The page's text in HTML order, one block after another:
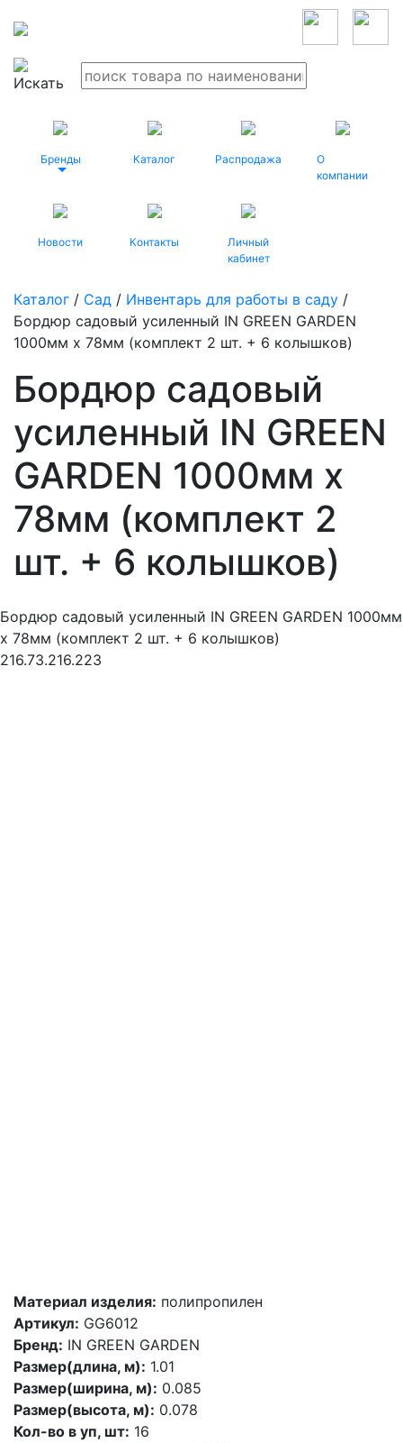
Бренды Каталог Распродажа
О
компании
Новости Контакты
Личный
кабинет
Каталог / Сад / Инвентарь для работы в саду /
Бордюр садовый усиленный IN GREEN GARDEN
1000мм х 78мм (комплект 2 шт. + 6 колышков)
Бордюр садовый
усиленный IN GREEN
GARDEN 1000мм х
78мм (комплект 2
шт. + 6 колышков)
Бордюр садовый усиленный IN GREEN GARDEN 1000мм
х 78мм (комплект 2 шт. + 6 колышков)
216.73.216.223
Материал изделия: полипропилен
Артикул: GG6012
Бренд: IN GREEN GARDEN
Размер(длина, м): 1.01
Размер(ширина, м): 0.085
Размер(высота, м): 0.078
Кол-во в уп, шт: 16